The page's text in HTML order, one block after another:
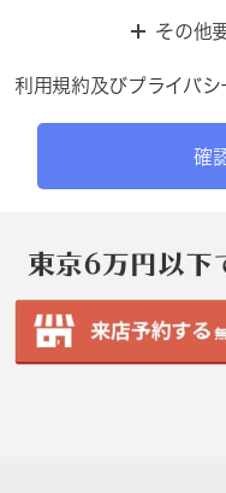
その他
利用規約及びプライバ
確